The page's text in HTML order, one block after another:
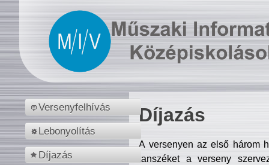
Versenyfelhívás
Lebonyolítás
Díjazás
Díjazás
A versenyen az első három
tanszéket a verseny